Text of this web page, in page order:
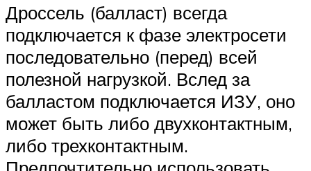
Дроссель (балласт) всегда
подключается к фазе электросети
последовательно (перед) всей
полезной нагрузкой. Вслед за
балластом подключается ИЗУ, оно
может быть либо двухконтактным,
либо трехконтактным.